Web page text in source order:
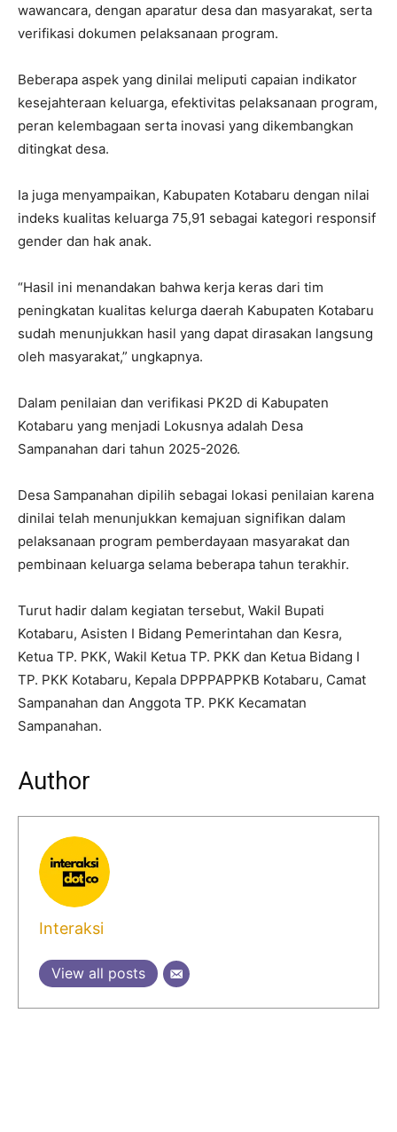
wawancara, dengan aparatur desa dan masyarakat, serta
verifikasi dokumen pelaksanaan program.
Beberapa aspek yang dinilai meliputi capaian indikator
kesejahteraan keluarga, efektivitas pelaksanaan program,
peran kelembagaan serta inovasi yang dikembangkan
ditingkat desa.
Ia juga menyampaikan, Kabupaten Kotabaru dengan nilai
indeks kualitas keluarga 75,91 sebagai kategori responsif
gender dan hak anak.
“Hasil ini menandakan bahwa kerja keras dari tim
peningkatan kualitas kelurga daerah Kabupaten Kotabaru
sudah menunjukkan hasil yang dapat dirasakan langsung
oleh masyarakat,” ungkapnya.
Dalam penilaian dan verifikasi PK2D di Kabupaten
Kotabaru yang menjadi Lokusnya adalah Desa
Sampanahan dari tahun 2025-2026.
Desa Sampanahan dipilih sebagai lokasi penilaian karena
dinilai telah menunjukkan kemajuan signifikan dalam
pelaksanaan program pemberdayaan masyarakat dan
pembinaan keluarga selama beberapa tahun terakhir.
Turut hadir dalam kegiatan tersebut, Wakil Bupati
Kotabaru, Asisten I Bidang Pemerintahan dan Kesra,
Ketua TP. PKK, Wakil Ketua TP. PKK dan Ketua Bidang I
TP. PKK Kotabaru, Kepala DPPPAPPKB Kotabaru, Camat
Sampanahan dan Anggota TP. PKK Kecamatan
Sampanahan.
Author
Interaksi
View all posts